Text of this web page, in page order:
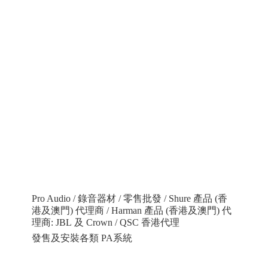
Pro Audio / 錄音器材 / 零售批發 / Shure 產品 (香
港及澳門) 代理商 / Harman 產品 (香港及澳門) 代
理商: JBL 及 Crown / QSC 香港代理
發售及安裝各類 PA系統